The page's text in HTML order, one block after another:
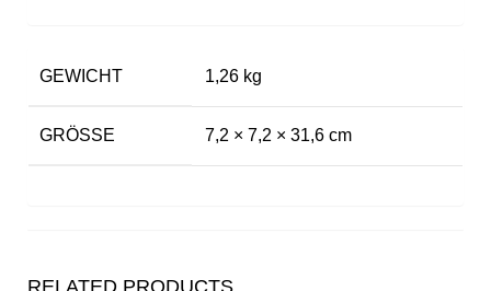
GEWICHT 1,26 kg
GRÖSSE 7,2 × 7,2 × 31,6 cm